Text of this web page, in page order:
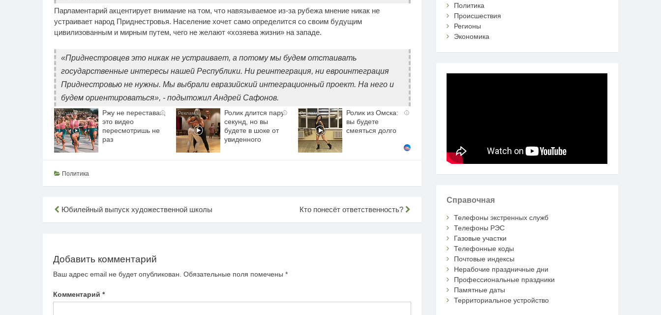
Парламентарий акцентирует внимание на том, что навязываемое из-за рубежа мнение никак не
устраивает народ Приднестровья. Население хочет само определится со своим будущим
цивилизованным и мирным путем, чего не желают «хозяева жизни» на западе.
«Приднестровцев это никак не устраивает, а потому мы будем отстаивать
государственные интересы нашей Республики. Ни реинтеграция, ни евроинтеграция
Приднестровью не нужны. Мы выбрали евразийский интеграционный проект. На него и
будем ориентироваться», - подытожил Андрей Сафонов.
i
Ржу не переставая,
это видео
пересмотришь не
раз
i
Ролик длится пару
секунд, но вы
будете в шоке от
увиденного
i
Ролик из Омска:
вы будете
смеяться долго
Политика
Навигация
Юбилейный выпуск художественной школы Кто понесёт ответственность?
Добавить комментарий
Ваш адрес email не будет опубликован. Обязательные поля помечены *
Комментарий *
Политика
Происшествия
Регионы
Экономика
Справочная
Телефоны экстренных служб
Телефоны РЭС
Газовые участки
Телефонные коды
Почтовые индексы
Нерабочие праздничные дни
Профессиональные праздники
Памятные даты
Территориальное устройство